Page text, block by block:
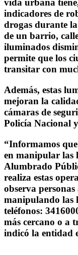
vida urbana
indicadores de
drogas durante
de un barrio,
iluminados
permite que los
transitar con
Además, estas
mejoran la
cámaras de
Policía Nacional
“Informamos
en manipular las
Alumbrado
realiza estas
observa
manipulando las
teléfonos:
más cercano o a
indicó la entidad